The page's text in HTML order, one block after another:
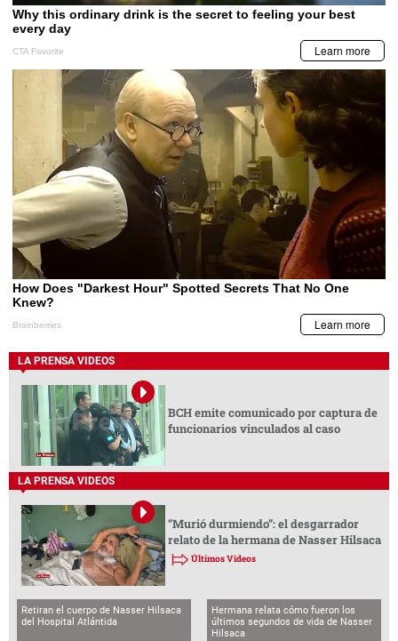
LA PRENSA VIDEOS
BCH emite comunicado por captura de
funcionarios vinculados al caso
LA PRENSA VIDEOS
“Murió durmiendo”: el desgarrador
relato de la hermana de Nasser Hilsaca
Últimos Videos
Retiran el cuerpo de Nasser Hilsaca
del Hospital Atlántida
Hermana relata cómo fueron los
últimos segundos de vida de Nasser
Hilsaca